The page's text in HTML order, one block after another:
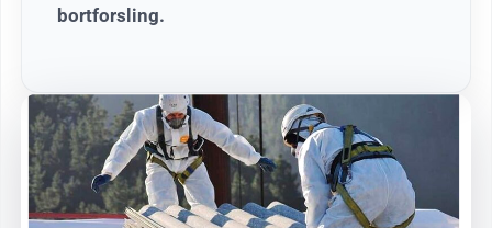
bortforsling.